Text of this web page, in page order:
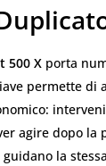
500 X porta
permette
agire dopo
la